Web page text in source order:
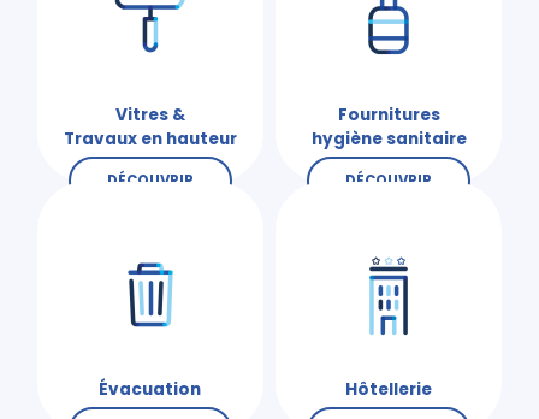
Vitres &
Travaux en hauteur
DÉCOUVRIR
Fournitures
hygiène sanitaire
DÉCOUVRIR
Évacuation Hôtellerie